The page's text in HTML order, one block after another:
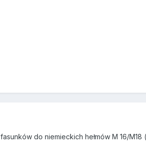
do niemieckich hełmów M 16/